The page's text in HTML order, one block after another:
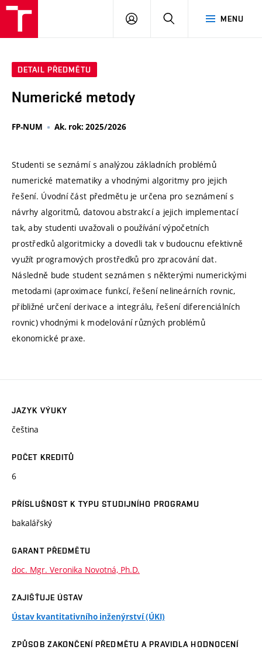
MENU
PŘIHLÁSIT
DETAIL PŘEDMĚTU
Numerické metody
FP-NUM Ak. rok: 2025/2026
Studenti se seznámí s analýzou základních problémů
numerické matematiky a vhodnými algoritmy pro jejich
řešení. Úvodní část předmětu je určena pro seznámení s
návrhy algoritmů, datovou abstrakcí a jejich implementací
tak, aby studenti uvažovali o používání výpočetních
prostředků algoritmicky a dovedli tak v budoucnu efektivně
využít programových prostředků pro zpracování dat.
Následně bude student seznámen s některými numerickými
metodami (aproximace funkcí, řešení nelineárních rovnic,
přibližné určení derivace a integrálu, řešení diferenciálních
rovnic) vhodnými k modelování různých problémů
ekonomické praxe.
JAZYK VÝUKY
čeština
POČET KREDITŮ
6
PŘÍSLUŠNOST K TYPU STUDIJNÍHO PROGRAMU
bakalářský
GARANT PŘEDMĚTU
doc. Mgr. Veronika Novotná, Ph.D.
ZAJIŠŤUJE ÚSTAV
Ústav kvantitativního inženýrství (ÚKI)
ZPŮSOB ZAKONČENÍ PŘEDMĚTU A PRAVIDLA HODNOCENÍ